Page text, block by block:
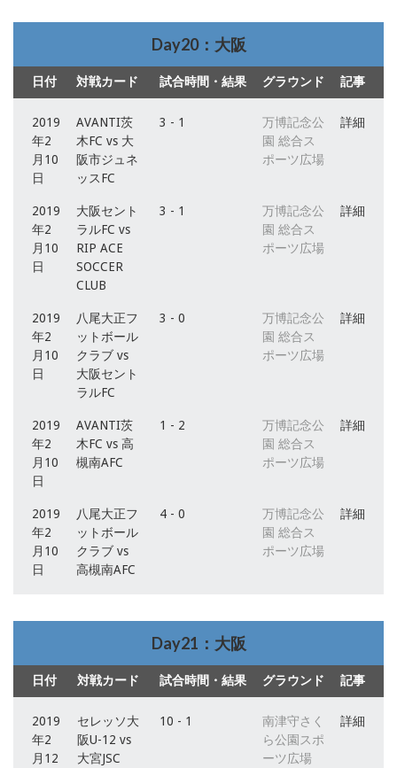
Day20：大阪
日付 対戦カード 試合時間・結果 グラウンド 記事
2019
年2
月10
日
AVANTI茨
木FC vs 大
阪市ジュネ
ッスFC
3 - 1
万博記念公
園 総合ス
ポーツ広場
詳細
2019
年2
月10
日
大阪セント
ラルFC vs
RIP ACE
SOCCER
CLUB
3 - 1
万博記念公
園 総合ス
ポーツ広場
詳細
2019
年2
月10
日
八尾大正フ
ットボール
クラブ vs
大阪セント
ラルFC
3 - 0
万博記念公
園 総合ス
ポーツ広場
詳細
2019
年2
月10
日
AVANTI茨
木FC vs 高
槻南AFC
1 - 2
万博記念公
園 総合ス
ポーツ広場
詳細
2019
年2
月10
日
八尾大正フ
ットボール
クラブ vs
高槻南AFC
4 - 0
万博記念公
園 総合ス
ポーツ広場
詳細
Day21：大阪
日付 対戦カード 試合時間・結果 グラウンド 記事
2019
年2
月12
セレッソ大
阪U-12 vs
大宮JSC
10 - 1
南津守さく
ら公園スポ
ーツ広場
詳細